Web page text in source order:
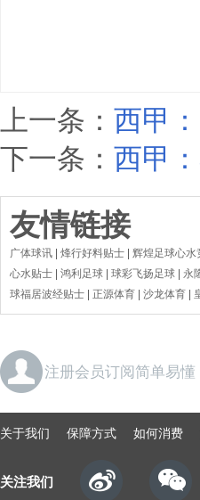
上一条： 西甲
下一条： 西甲
友情链接
广体球讯 烽行好料贴士 辉煌足球心水
心水贴士
鸿利足球 球彩飞扬足球 永
球福居波经贴士
正源体育 沙龙体育
注册会员订阅简单易懂
关于我们 保障方式 如何消费
关注我们